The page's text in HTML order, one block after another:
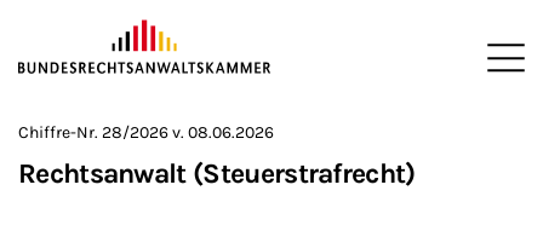
ZUM HAUPTINHALT SPRINGEN
Sie befinden sich hier:
>
Startseite
>
Service
>
Jobbörse
Chiffre-Nr. 28/2026 v. 08.06.2026
Rechtsanwalt (Steuerstrafrecht)